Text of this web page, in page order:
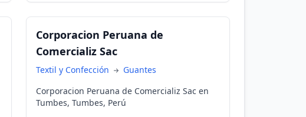
Corporacion Peruana de
Comercializ Sac
Textil y Confección
Guantes
Corporacion Peruana de Comercializ Sac en
Tumbes, Tumbes, Perú